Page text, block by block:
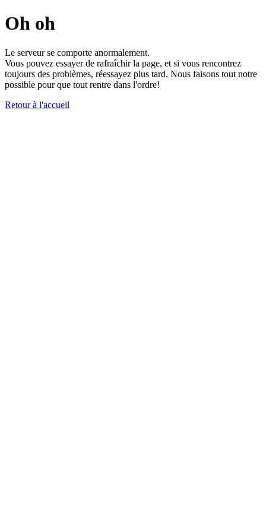
Oh oh
Le serveur se comporte anormalement.
Vous pouvez essayer de rafraîchir la page, et si vous rencontrez
toujours des problèmes, réessayez plus tard. Nous faisons tout notre
possible pour que tout rentre dans l'ordre!
Retour à l'accueil